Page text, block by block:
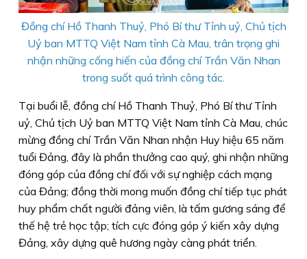
Đồng chí Hồ Thanh Thuỷ, Phó Bí thư Tỉnh uỷ, Chủ tịch
Uỷ ban MTTQ Việt Nam tỉnh Cà Mau, trân trọng ghi
nhận những cống hiến của đồng chí Trần Văn Nhan
trong suốt quá trình công tác.
Tại buổi lễ, đồng chí Hồ Thanh Thuỷ, Phó Bí thư Tỉnh
uỷ, Chủ tịch Uỷ ban MTTQ Việt Nam tỉnh Cà Mau, chúc
mừng đồng chí Trần Văn Nhan nhận Huy hiệu 65 năm
tuổi Đảng, đây là phần thưởng cao quý, ghi nhận những
đóng góp của đồng chí đối với sự nghiệp cách mạng
của Đảng; đồng thời mong muốn đồng chí tiếp tục phát
huy phẩm chất người đảng viên, là tấm gương sáng để
thế hệ trẻ học tập; tích cực đóng góp ý kiến xây dựng
Đảng, xây dựng quê hương ngày càng phát triển.